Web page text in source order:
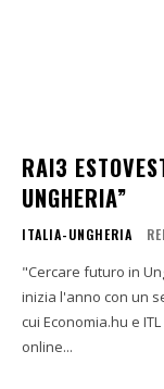
RAI3
UNGHERIA”
ITALIA-UNGHERIA
"Cercare futuro in
inizia l'anno con un
cui Economia.hu e
online...